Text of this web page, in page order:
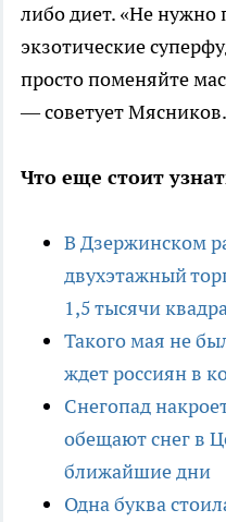
либо диет. «Не нужно
экзотические
просто поменяйте
— советует Мясников.
Что еще стоит
В Дзержинском
двухэтажный
1,5 тысячи
Такого мая не
ждет россиян в
Снегопад
обещают снег в
ближайшие дни
Одна буква